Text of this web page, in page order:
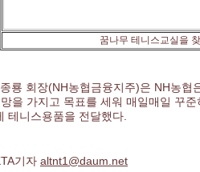
꿈나무 테니스교실을
룡 회장(NH농협금융지주)은 NH농
을 가지고 목표를 세워 매일매일 꾸
테니스용품을 전달했다.
기자 altnt1@daum.net